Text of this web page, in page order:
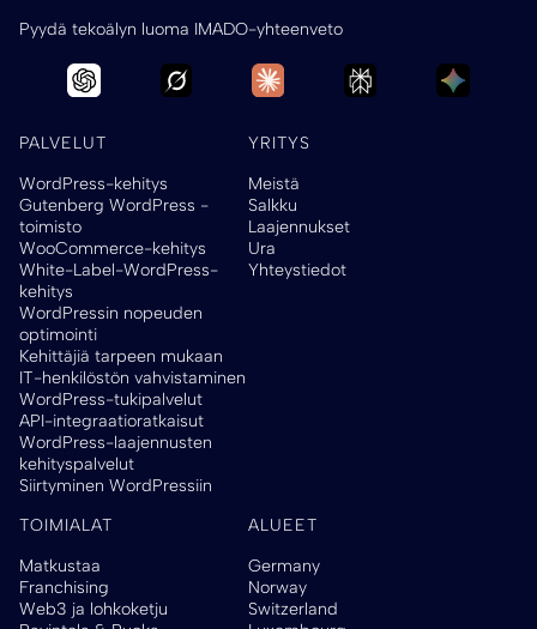
Pyydä tekoälyn luoma IMADO-yhteenveto
PALVELUT
WordPress-kehitys
Gutenberg WordPress -
toimisto
WooCommerce-kehitys
White-Label-WordPress-
kehitys
WordPressin nopeuden
optimointi
Kehittäjiä tarpeen mukaan
IT-henkilöstön vahvistaminen
WordPress-tukipalvelut
API-integraatioratkaisut
WordPress-laajennusten
kehityspalvelut
Siirtyminen WordPressiin
YRITYS
Meistä
Salkku
Laajennukset
Ura
Yhteystiedot
TOIMIALAT
Matkustaa
Franchising
Web3 ja lohkoketju
ALUEET
Germany
Norway
Switzerland